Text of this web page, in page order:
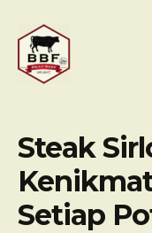
content
Steak
Setiap